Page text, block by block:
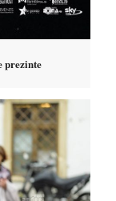
prezinte